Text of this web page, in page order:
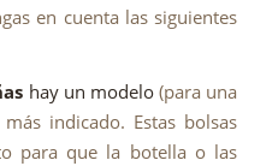
en cuenta las siguientes
hay un modelo(para una
indicado. Estas bolsas
para que la botella o las